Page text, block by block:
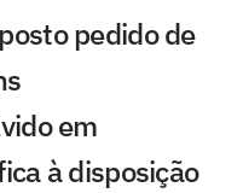
pedido de
em
à disposição